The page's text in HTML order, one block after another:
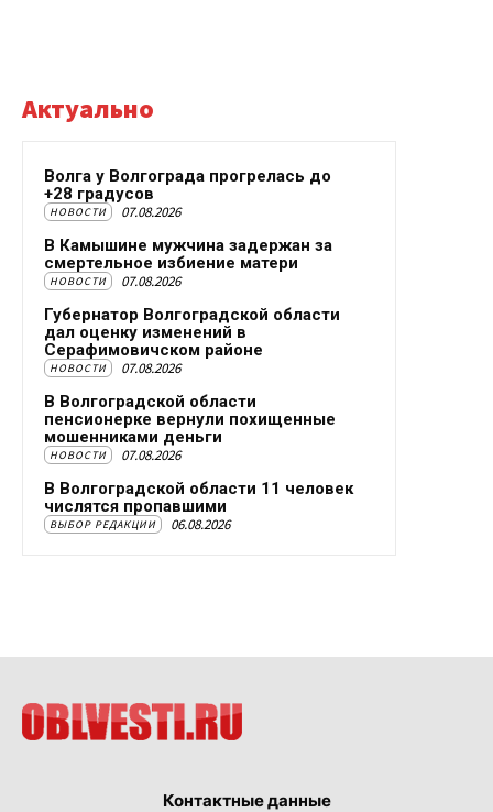
Актуально
Волга у Волгограда прогрелась до
+28 градусов
НОВОСТИ 07.08.2026
В Камышине мужчина задержан за
смертельное избиение матери
НОВОСТИ 07.08.2026
Губернатор Волгоградской области
дал оценку изменений в
Серафимовичском районе
НОВОСТИ 07.08.2026
В Волгоградской области
пенсионерке вернули похищенные
мошенниками деньги
НОВОСТИ 07.08.2026
В Волгоградской области 11 человек
числятся пропавшими
ВЫБОР РЕДАКЦИИ 06.08.2026
Контактные данные